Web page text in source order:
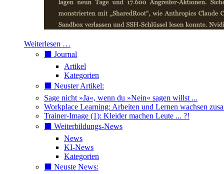
Weiterlesen …
⬛️ Journal
Artikel
Kategorien
⬛️ Neuster Artikel:
Sage nicht »Ja«, wenn du »Nein« sagen willst ...
Workplace Learning: Arbeiten und Lernen wachsen
Trainer-Image (1): Kleider machen Leute ... ?!
⬛️ Weiterbildungs-News
News
KI-News
Kategorien
⬛️ Neuste News: